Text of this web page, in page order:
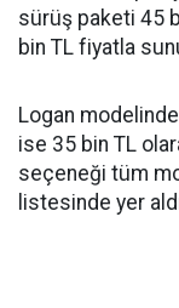
sürüş paketi 45
bin TL fiyatla
Logan
ise 35 bin TL
seçeneği tüm
listesinde yer